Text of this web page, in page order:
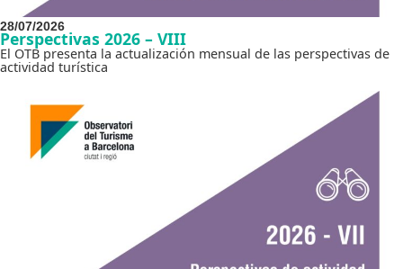
28/07/2026
Perspectivas 2026 – VIII
El OTB presenta la actualización mensual de las perspectivas de
actividad turística